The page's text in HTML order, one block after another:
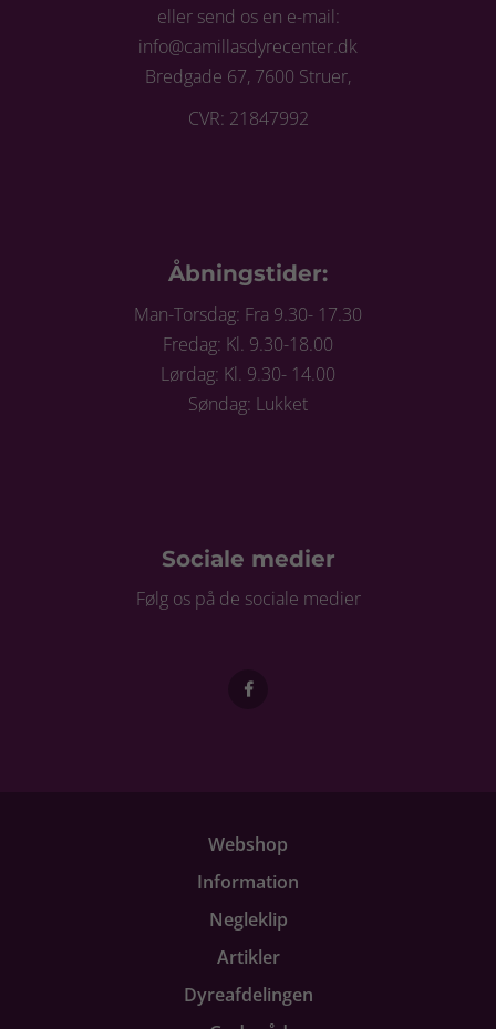
eller send os en e-mail:
info@camillasdyrecenter.dk
Bredgade 67, 7600 Struer,
CVR: 21847992
Åbningstider:
Man-Torsdag: Fra 9.30- 17.30
Fredag: Kl. 9.30-18.00
Lørdag: Kl. 9.30- 14.00
Søndag: Lukket
Sociale medier
Følg os på de sociale medier
Webshop
Information
Negleklip
Artikler
Dyreafdelingen